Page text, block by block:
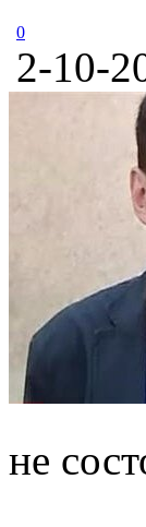
0
2-10-
не